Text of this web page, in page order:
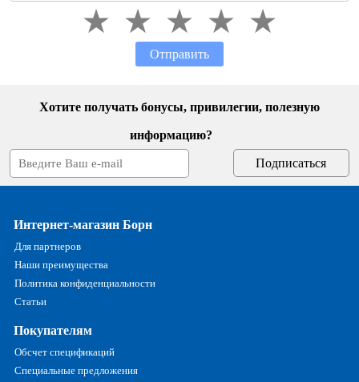
Отправить
Хотите получать бонусы, привилегии, полезную
информацию?
Интернет-магазин Борн
Для партнеров
Наши преимущества
Политика конфиденциальности
Статьи
Покупателям
Обсчет спецификаций
Специальные предложения